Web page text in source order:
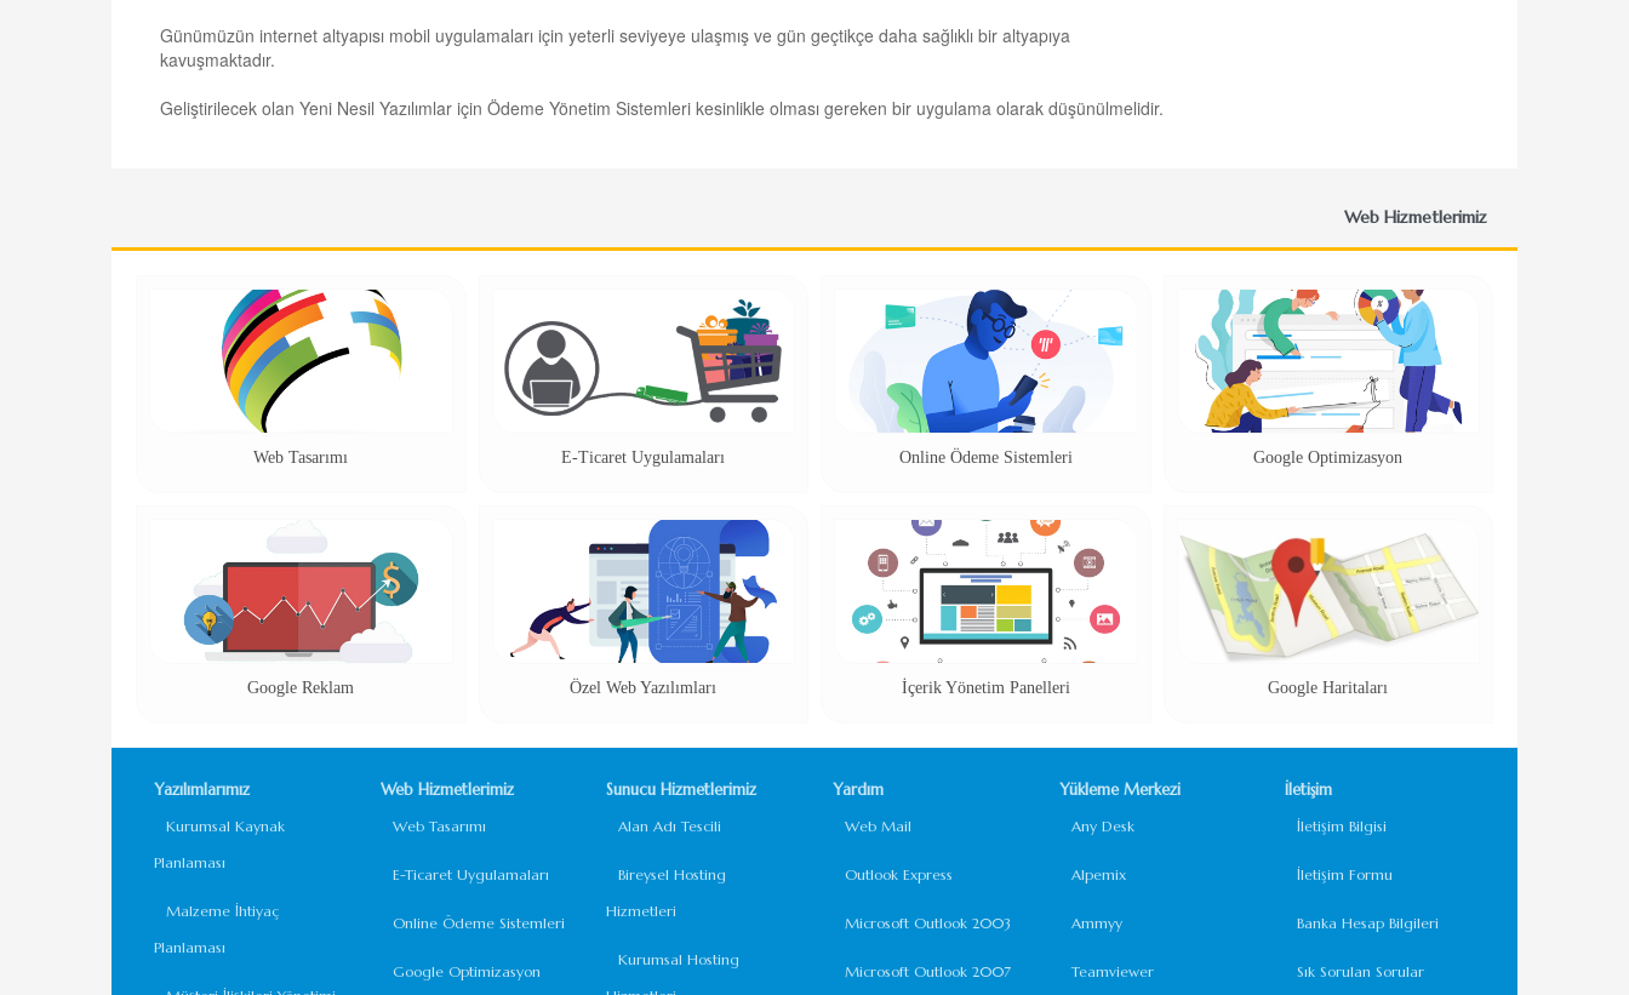
Günümüzün internet altyapısı mobil uygulamaları için yeterli seviyeye ulaşmış ve gün geçtikçe daha sağlıklı bir altyapıya
kavuşmaktadır.
Geliştirilecek olan Yeni Nesil Yazılımlar için Ödeme Yönetim Sistemleri kesinlikle olması gereken bir uygulama olarak düşünülmelidir.
Web Hizmetlerimiz
Web Tasarımı E-Ticaret Uygulamaları Online Ödeme Sistemleri Google Optimizasyon
Google Reklam Özel Web Yazılımları İçerik Yönetim Panelleri Google Haritaları
Yazılımlarımız
Kurumsal Kaynak
Planlaması
Malzeme İhtiyaç
Planlaması
Web Hizmetlerimiz
Web Tasarımı
E-Ticaret Uygulamaları
Online Ödeme Sistemleri
Google Optimizasyon
Sunucu Hizmetlerimiz
Alan Adı Tescili
Bireysel Hosting
Hizmetleri
Kurumsal Hosting
Yardım
Web Mail
Outlook Express
Microsoft Outlook 2003
Microsoft Outlook 2007
Yükleme Merkezi
Any Desk
Alpemix
Ammyy
Teamviewer
İletişim
İletişim Bilgisi
İletişim Formu
Banka Hesap Bilgileri
Sık Sorulan Sorular